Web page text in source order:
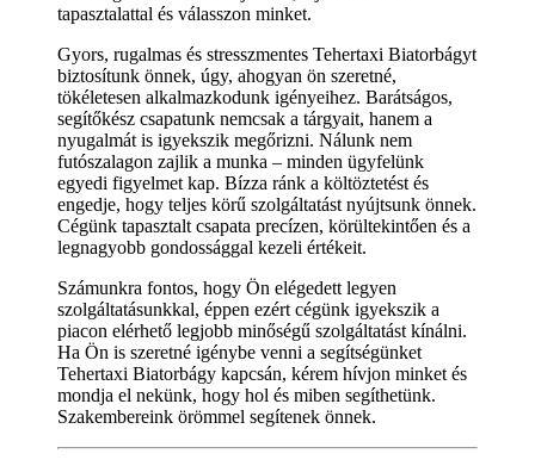
tapasztalattal és válasszon minket.
Gyors, rugalmas és stresszmentes Tehertaxi Biatorbágyt
biztosítunk önnek, úgy, ahogyan ön szeretné,
tökéletesen alkalmazkodunk igényeihez. Barátságos,
segítőkész csapatunk nemcsak a tárgyait, hanem a
nyugalmát is igyekszik megőrizni. Nálunk nem
futószalagon zajlik a munka – minden ügyfelünk
egyedi figyelmet kap. Bízza ránk a költöztetést és
engedje, hogy teljes körű szolgáltatást nyújtsunk önnek.
Cégünk tapasztalt csapata precízen, körültekintően és a
legnagyobb gondossággal kezeli értékeit.
Számunkra fontos, hogy Ön elégedett legyen
szolgáltatásunkkal, éppen ezért cégünk igyekszik a
piacon elérhető legjobb minőségű szolgáltatást kínálni.
Ha Ön is szeretné igénybe venni a segítségünket
Tehertaxi Biatorbágy kapcsán, kérem hívjon minket és
mondja el nekünk, hogy hol és miben segíthetünk.
Szakembereink örömmel segítenek önnek.